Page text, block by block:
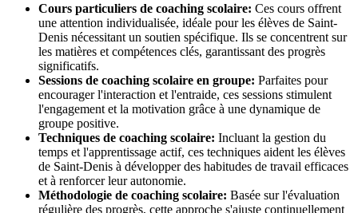
Cours particuliers de coaching scolaire: Ces cours offrent
une attention individualisée, idéale pour les élèves de Saint-
Denis nécessitant un soutien spécifique. Ils se concentrent sur
les matières et compétences clés, garantissant des progrès
significatifs.
Sessions de coaching scolaire en groupe: Parfaites pour
encourager l'interaction et l'entraide, ces sessions stimulent
l'engagement et la motivation grâce à une dynamique de
groupe positive.
Techniques de coaching scolaire: Incluant la gestion du
temps et l'apprentissage actif, ces techniques aident les élèves
de Saint-Denis à développer des habitudes de travail efficaces
et à renforcer leur autonomie.
Méthodologie de coaching scolaire: Basée sur l'évaluation
régulière des progrès, cette approche s'ajuste continuellement